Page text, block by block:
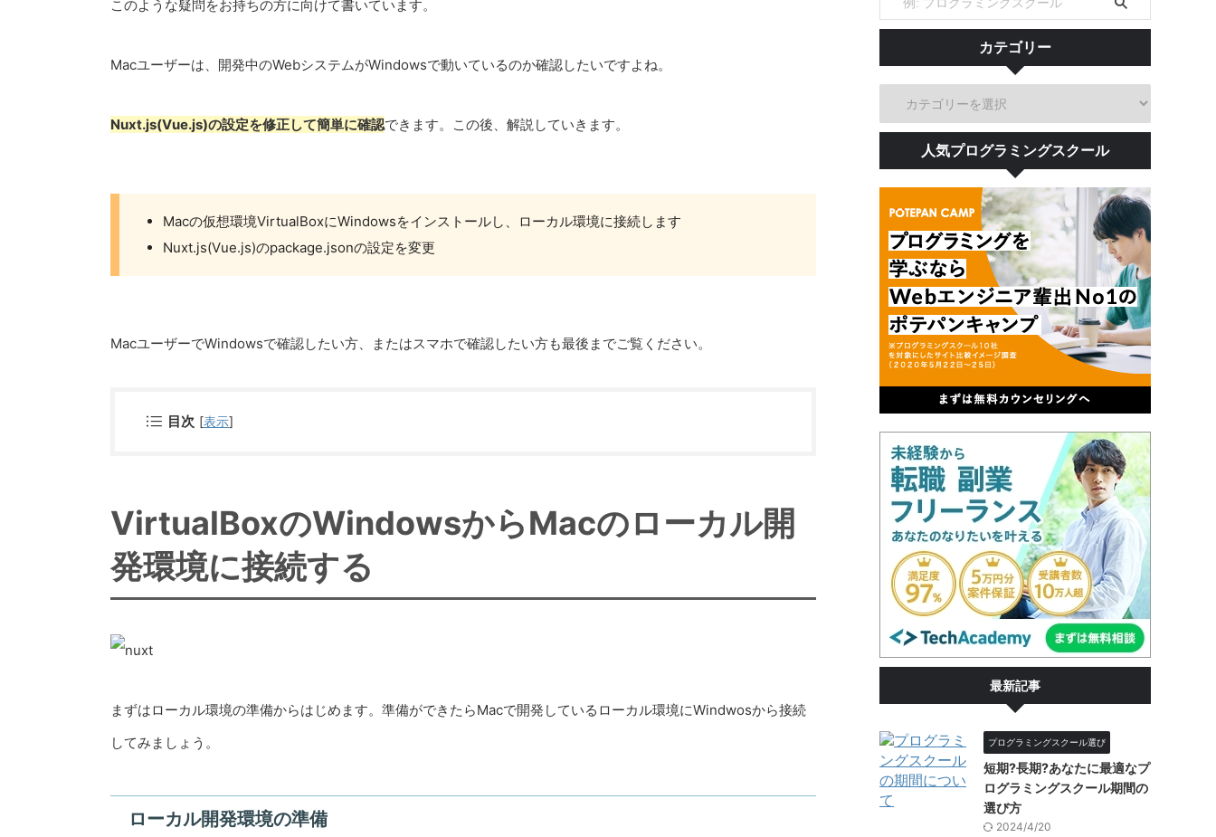
このような疑問をお持ちの方に向けて書いています。
Macユーザーは、開発中のWebシステムがWindowsで動いているのか確認したいですよね。
Nuxt.js(Vue.js)の設定を修正して簡単に確認できます。この後、解説していきます。
Macの仮想環境VirtualBoxにWindowsをインストールし、ローカル環境に接続します
Nuxt.js(Vue.js)のpackage.jsonの設定を変更
MacユーザーでWindowsで確認したい方、またはスマホで確認したい方も最後までご覧ください。
目次 [表示]
VirtualBoxのWindowsからMacのローカル開
発環境に接続する
まずはローカル環境の準備からはじめます。準備ができたらMacで開発しているローカル環境にWindwosから接続
してみましょう。
ローカル開発環境の準備
カテゴリー
人気プログラミングスクール
最新記事
プログラミングスクール選び
短期?長期?あなたに最適なプ
ログラミングスクール期間の
選び方
2024/4/20